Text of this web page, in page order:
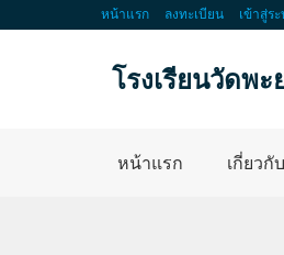
หน้าแรก ลงทะเบียน เข้าสู่ร
โรงเรียนวัดพะ
หน้าแรก เกี่ยวกับ